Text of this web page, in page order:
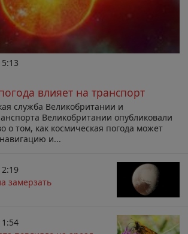
влияет на транспорт
служба Великобритании и
Великобритании опубликовали
о том, как космическая погода может
и...
замерзать